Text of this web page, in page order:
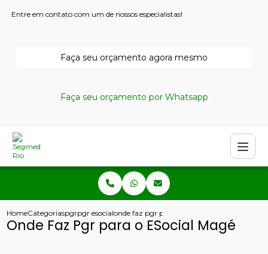
Entre em contato com um de nossos especialistas!
Faça seu orçamento agora mesmo
Faça seu orçamento por Whatsapp
HomeCategoriaspgrpgr esocialonde faz pgr para o esocial mage
Onde Faz Pgr para o ESocial Magé